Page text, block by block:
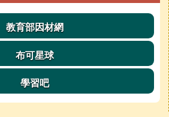
教育部因材網
布可星球
學習吧